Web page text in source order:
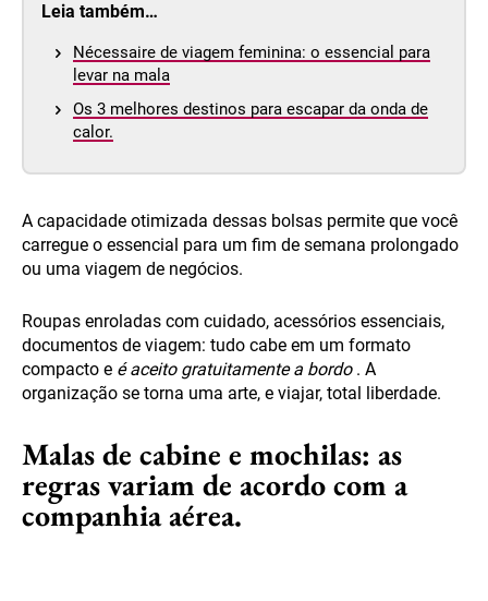
Leia também…
Nécessaire de viagem feminina: o essencial para
levar na mala
Os 3 melhores destinos para escapar da onda de
calor.
A capacidade otimizada dessas bolsas permite que você
carregue o essencial para um fim de semana prolongado
ou uma viagem de negócios.
Roupas enroladas com cuidado, acessórios essenciais,
documentos de viagem: tudo cabe em um formato
compacto e é aceito gratuitamente a bordo. A
organização se torna uma arte, e viajar, total liberdade.
Malas de cabine e mochilas: as
regras variam de acordo com a
companhia aérea.